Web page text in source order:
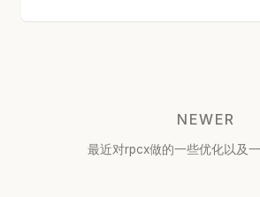
NEWER
最近对rpcx做的一些优化以及